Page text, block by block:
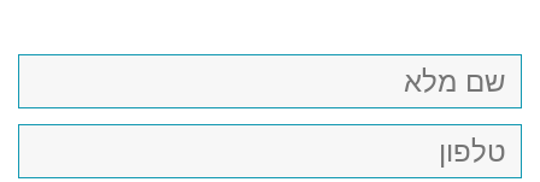
צרו
קשר